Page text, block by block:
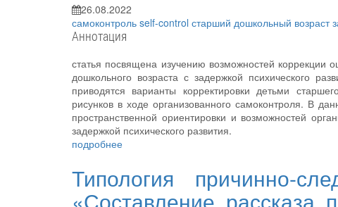
26.08.2022
самоконтроль self-control старший дошкольный возраст
Аннотация
статья посвящена изучению возможностей
дошкольного возраста с задержкой психического
приводятся варианты корректировки детьми
рисунков в ходе организованного самоконтроля. В
пространственной ориентировки и возможностей
задержкой психического развития.
подробнее
Типология причинно-